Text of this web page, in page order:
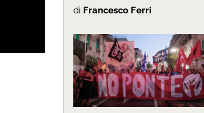
di Francesco Ferri